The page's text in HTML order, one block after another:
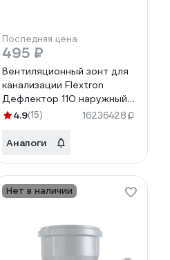
Последняя цена
495 ₽
Вентиляционный зонт для
канализации Flextron
Дефлектор 110 наружный
SVK-KN145008
4.9(15) 16236428
Аналоги
Нет в наличии